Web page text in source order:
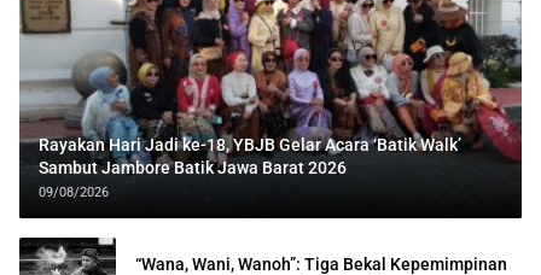
Rayakan Hari Jadi ke-18, YBJB Gelar Acara ‘Batik Walk’
Sambut Jambore Batik Jawa Barat 2026
09/08/2026
“Wana, Wani, Wanoh”: Tiga Bekal Kepemimpinan